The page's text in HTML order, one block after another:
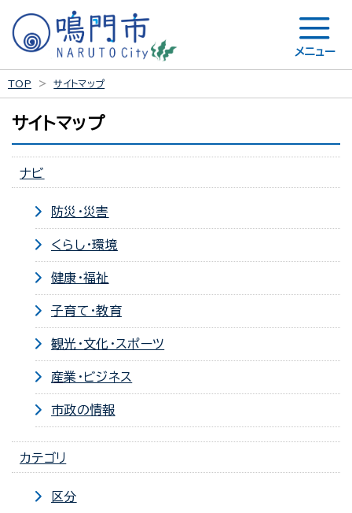
メニュー
TOP サイトマップ
サイトマップ
ナビ
防災・災害
くらし・環境
健康・福祉
子育て・教育
観光・文化・スポーツ
産業・ビジネス
市政の情報
カテゴリ
区分